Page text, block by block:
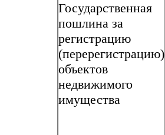
Государственная
пошлина за
регистрацию
(перерегистрацию)
объектов
недвижимого
имущества